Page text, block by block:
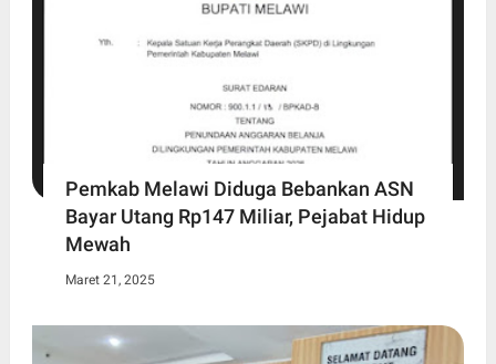
Pemkab Melawi Diduga Bebankan ASN
Bayar Utang Rp147 Miliar, Pejabat Hidup
Mewah
Maret 21, 2025